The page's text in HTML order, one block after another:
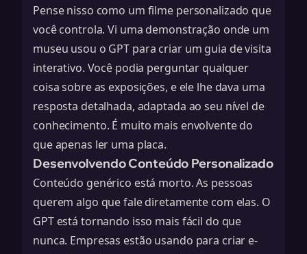
Pense nisso como um filme personalizado que
você controla. Vi uma demonstração onde um
museu usou o GPT para criar um guia de visita
interativo. Você podia perguntar qualquer
coisa sobre as exposições, e ele lhe dava uma
resposta detalhada, adaptada ao seu nível de
conhecimento. É muito mais envolvente do
que apenas ler uma placa.
Desenvolvendo Conteúdo Personalizado
Conteúdo genérico está morto. As pessoas
querem algo que fale diretamente com elas. O
GPT está tornando isso mais fácil do que
nunca. Empresas estão usando para criar e-